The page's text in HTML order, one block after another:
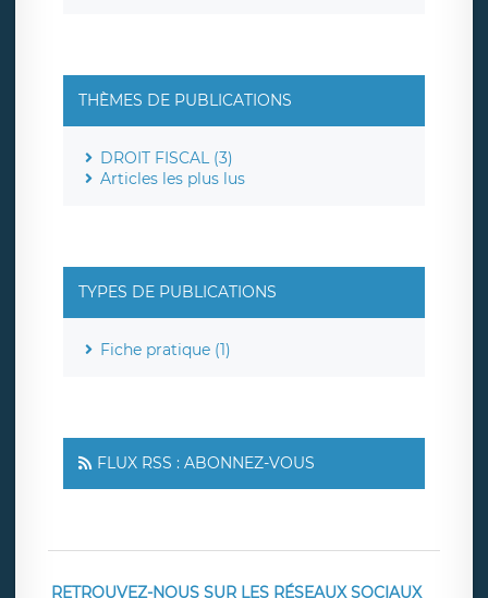
THÈMES DE PUBLICATIONS
DROIT FISCAL (3)
Articles les plus lus
TYPES DE PUBLICATIONS
Fiche pratique (1)
FLUX RSS : ABONNEZ-VOUS
RETROUVEZ-NOUS SUR LES RÉSEAUX SOCIAUX